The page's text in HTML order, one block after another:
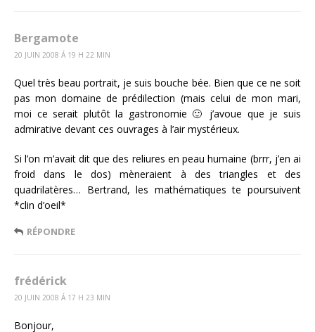
Bergamote
20 JUIN 2008 Á 19 H 22 MIN
Quel très beau portrait, je suis bouche bée. Bien que ce ne soit
pas mon domaine de prédilection (mais celui de mon mari,
moi ce serait plutôt la gastronomie 🙂 j’avoue que je suis
admirative devant ces ouvrages à l’air mystérieux.
Si l’on m’avait dit que des reliures en peau humaine (brrr, j’en ai
froid dans le dos) mèneraient à des triangles et des
quadrilatères… Bertrand, les mathématiques te poursuivent
*clin d’oeil*
RÉPONDRE
frédérick
20 JUIN 2008 Á 17 H 23 MIN
Bonjour,